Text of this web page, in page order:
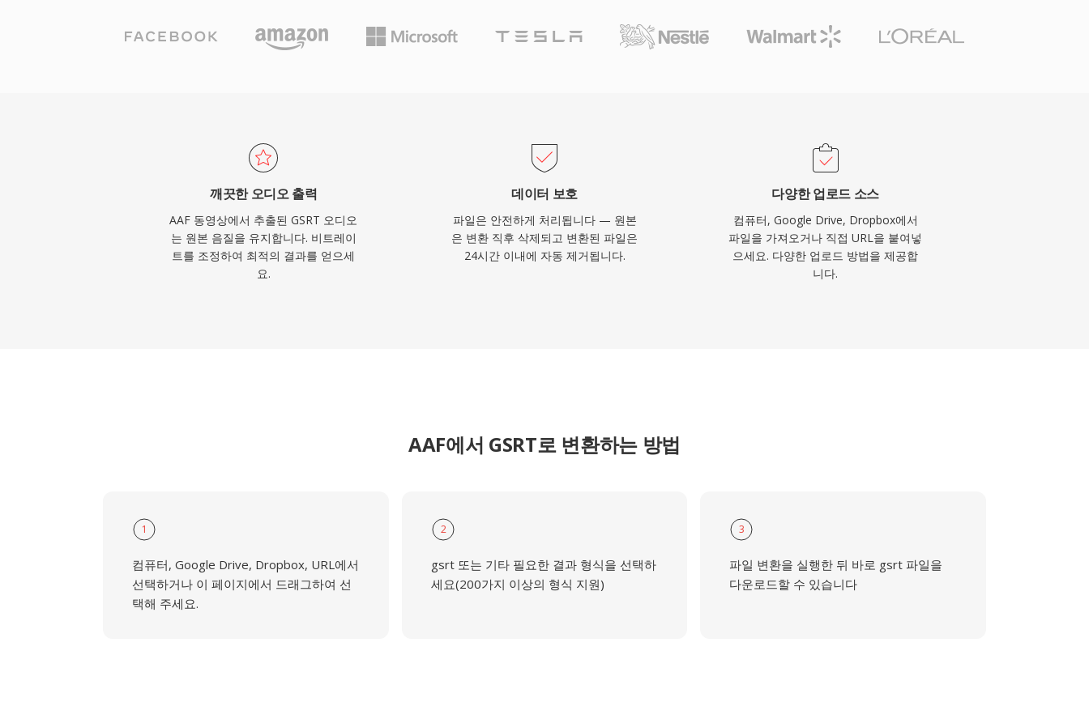
깨끗한 오디오 출력
AAF 동영상에서 추출된 GSRT 오디오
는 원본 음질을 유지합니다. 비트레이
트를 조정하여 최적의 결과를 얻으세
요.
데이터 보호
파일은 안전하게 처리됩니다 — 원본
은 변환 직후 삭제되고 변환된 파일은
24시간 이내에 자동 제거됩니다.
다양한 업로드 소스
컴퓨터, Google Drive, Dropbox에서
파일을 가져오거나 직접 URL을 붙여넣
으세요. 다양한 업로드 방법을 제공합
니다.
AAF에서 GSRT로 변환하는 방법
1
컴퓨터, Google Drive, Dropbox, URL에서
선택하거나 이 페이지에서 드래그하여 선
택해 주세요.
2
gsrt 또는 기타 필요한 결과 형식을 선택하
세요(200가지 이상의 형식 지원)
3
파일 변환을 실행한 뒤 바로 gsrt 파일을
다운로드할 수 있습니다